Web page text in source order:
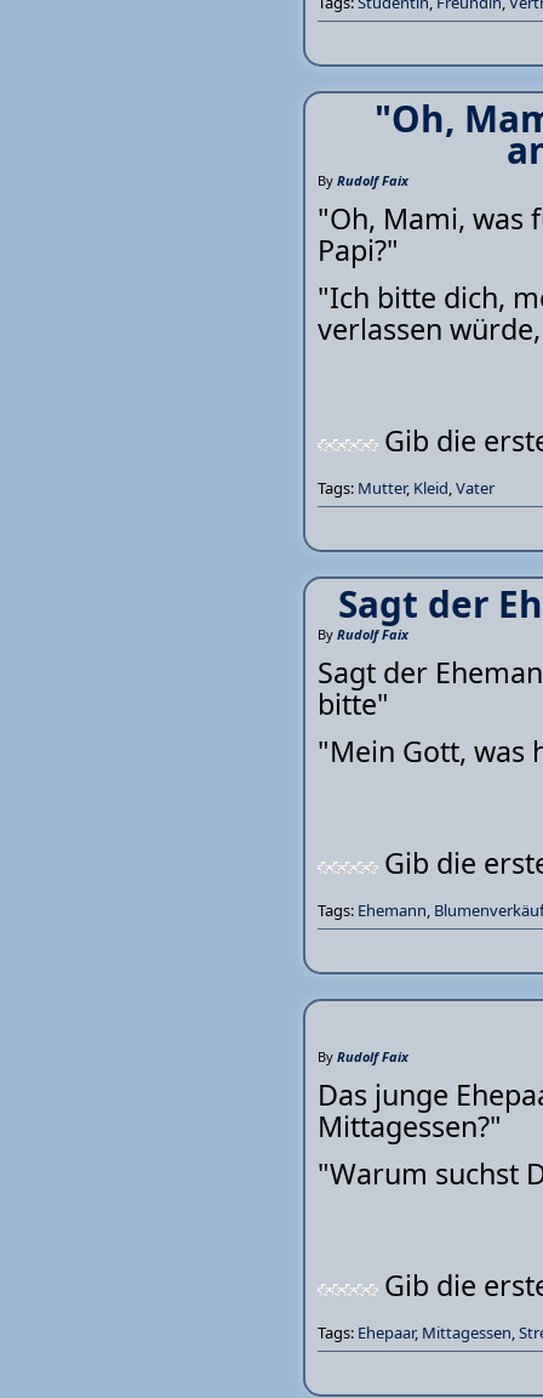
"Oh,
By Rudolf Faix
"Oh, Mami, was
Papi?"
"Ich bitte dich,
verlassen
Gib die
Tags: Mutter, Kleid,Vater
Sagt der
By Rudolf Faix
Sagt der
bitte"
"Mein Gott, was
Gib die
Tags: Ehemann,
By Rudolf Faix
Das junge
Mittagessen?"
"Warum suchst
Gib die
Tags: Ehepaar, Mittagessen,